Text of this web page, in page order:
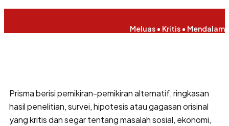
Meluas • Kritis • Mendalam
Prisma berisi pemikiran-pemikiran alternatif, ringkasan
hasil penelitian, survei, hipotesis atau gagasan orisinal
yang kritis dan segar tentang masalah sosial, ekonomi,